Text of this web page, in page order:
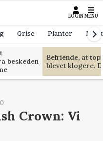
LOGIN MENU
Grise Planter
beskeden
Befriende, at
blevet klogere.
Crown: Vi